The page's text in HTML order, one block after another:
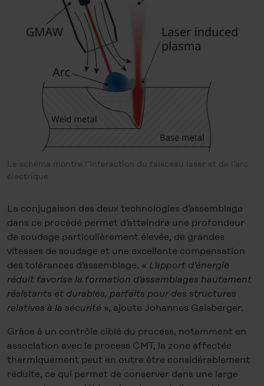
Le schéma montre l’interaction du faisceau laser et de l’arc
électrique
La conjugaison des deux technologies d’assemblage
dans ce procédé permet d’atteindre une profondeur
de soudage particulièrement élevée, de grandes
vitesses de soudage et une excellente compensation
des tolérances d’assemblage. « L’apport d’énergie
réduit favorise la formation d’assemblages hautement
résistants et durables, parfaits pour des structures
relatives à la sécurité », ajoute Johannes Gaisberger.
Grâce à un contrôle ciblé du process, notamment en
association avec le process CMT, la zone affectée
thermiquement peut en outre être considérablement
réduite, ce qui permet de conserver dans une large